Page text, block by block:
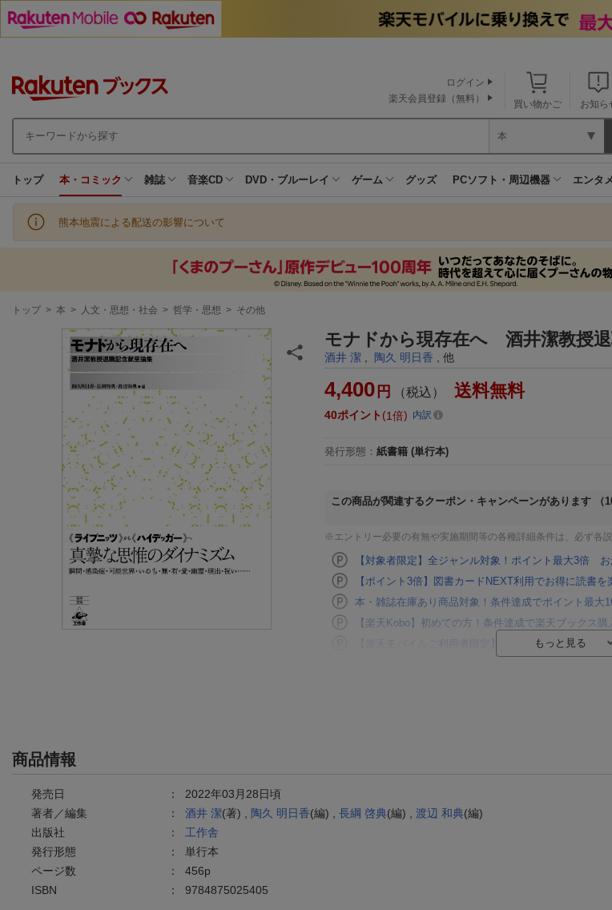
買い物かご お知ら
ログイン
楽天会員登録（無料）
本
トップ 本・コミック 雑誌 音楽CD DVD・ブルーレイ ゲーム グッズ PCソフト・周辺機器 エンタ
熊本地震による配送の影響について
現
トップ > 本 > 人文・思想・社会 > 哲学・思想 > その他
モナドから現存在へ 酒井潔教授
酒井 潔 陶久 明日香 , 他
4,400 円 （税込） 送料無料
40ポイント 1倍 内訳
発行形態 ： 紙書籍 (単行本)
この商品が関連するクーポン・キャンペーンがあります
（
※エントリー必要の有無や実施期間等の各種詳細条件は、必ず各
【対象者限定】全ジャンル対象！ポイント最大3倍
【ポイント3倍】図書カードNEXT利用でお得に読書を
本・雑誌在庫あり商品対象！条件達成でポイント最大
【楽天Kobo】初めての方！条件達成で楽天ブックス
【楽天モバイルご利用者限定】条件達成で100万ポイン
商品情報
発売日 ： 2022年03月28日頃
著者／編集
： 酒井 潔(著) , 陶久 明日香(編) , 長綱 啓典(編) , 渡辺 和典(編)
出版社
： 工作舎
発行形態
： 単行本
ページ数
： 456p
ISBN
： 9784875025405